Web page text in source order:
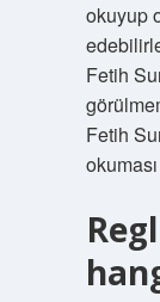
okuyup
Fetih
Fetih